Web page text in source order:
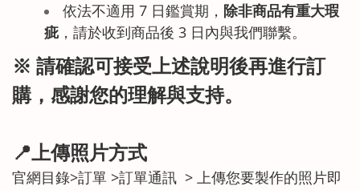
依法不適用 7 日鑑賞期， 除非商品有重大瑕
疵，請於收到商品後 3 日內與我們聯繫。
※ 請確認可接受上述說明後再進行訂
購，感謝您的理解與支持。
📍上傳照片方式
官網目錄>訂單 >訂單通訊 > 上傳您要製作的照片即